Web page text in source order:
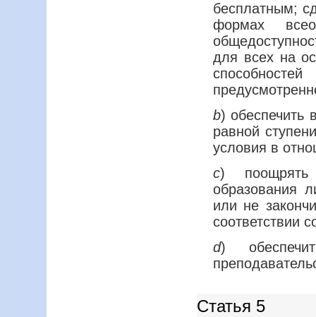
бесплатным;
формах
для всех на
b) обеспечить
равной
условия в
с) поощрять
образования
или не
соответствии
d)
Статья 5